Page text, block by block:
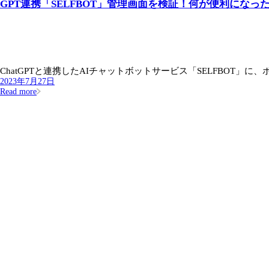
GPT連携「SELFBOT」管理画面を検証！何が便利になっ
ChatGPTと連携したAIチャットボットサービス「SELFBOT」に、
2023年7月27日
Read more